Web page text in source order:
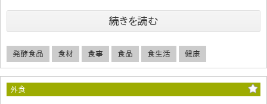
続きを読む
発酵食品 食材 食事 食品 食生活 健康
外食